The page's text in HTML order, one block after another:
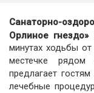
Санаторно-
Орлиное гнездо»
минутах ходьбы
местечке рядом
предлагает
лечебные